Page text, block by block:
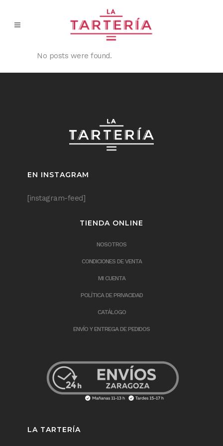
No posts were found.
EN INSTAGRAM
[instagram-feed]
TIENDA ONLINE
NOSOTROS
CONDICIONES DE VENTA
MI CUENTA
POLÍTICA DE PRIVACIDAD
CATÁLOGO
ENVÍO Y ENTREGA DE PEDIDOS
LA TARTERÍA